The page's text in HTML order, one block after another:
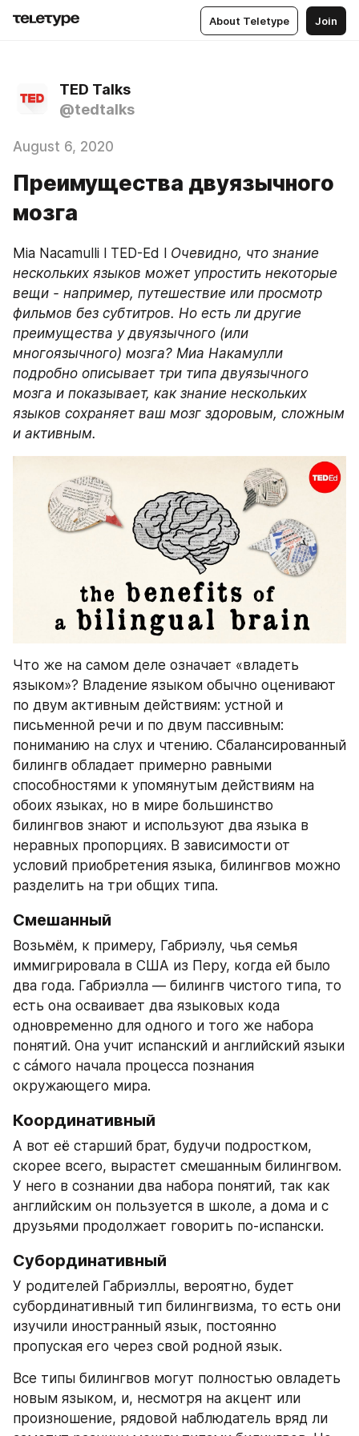
About Teletype Join
TED Talks
@tedtalks
August 6, 2020
Преимущества двуязычного
мозга
Mia Nacamulli l TED-Ed l Очевидно, что знание
нескольких языков может упростить некоторые
вещи - например, путешествие или просмотр
фильмов без субтитров. Но есть ли другие
преимущества у двуязычного (или
многоязычного) мозга? Миа Накамулли
подробно описывает три типа двуязычного
мозга и показывает, как знание нескольких
языков сохраняет ваш мозг здоровым, сложным
и активным.
Что же на самом деле означает «владеть
языком»? Владение языком обычно оценивают
по двум активным действиям: устной и
письменной речи и по двум пассивным:
пониманию на слух и чтению. Сбалансированный
билингв обладает примерно равными
способностями к упомянутым действиям на
обоих языках, но в мире большинство
билингвов знают и используют два языка в
неравных пропорциях. В зависимости от
условий приобретения языка, билингвов можно
разделить на три общих типа.
Смешанный
Возьмём, к примеру, Габриэлу, чья семья
иммигрировала в США из Перу, когда ей было
два года. Габриэлла — билингв чистого типа, то
есть она осваивает два языковых кода
одновременно для одного и того же набора
понятий. Она учит испанский и английский языки
с сáмого начала процесса познания
окружающего мира.
Координативный
А вот её старший брат, будучи подростком,
скорее всего, вырастет смешанным билингвом.
У него в сознании два набора понятий, так как
английским он пользуется в школе, а дома и с
друзьями продолжает говорить по-испански.
Субординативный
У родителей Габриэллы, вероятно, будет
субординативный тип билингвизма, то есть они
изучили иностранный язык, постоянно
пропуская его через свой родной язык.
Все типы билингвов могут полностью овладеть
новым языком, и, несмотря на акцент или
произношение, рядовой наблюдатель вряд ли